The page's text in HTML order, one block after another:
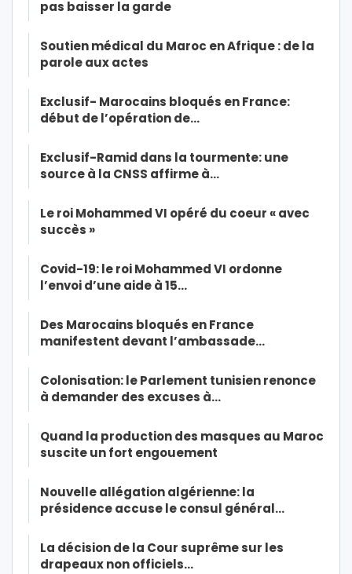
pas baisser la garde
Soutien médical du Maroc en Afrique : de la
parole aux actes
Exclusif- Marocains bloqués en France:
début de l’opération de…
Exclusif-Ramid dans la tourmente: une
source à la CNSS affirme à…
Le roi Mohammed VI opéré du coeur « avec
succès »
Covid-19: le roi Mohammed VI ordonne
l’envoi d’une aide à 15…
Des Marocains bloqués en France
manifestent devant l’ambassade…
Colonisation: le Parlement tunisien renonce
à demander des excuses à…
Quand la production des masques au Maroc
suscite un fort engouement
Nouvelle allégation algérienne: la
présidence accuse le consul général…
La décision de la Cour suprême sur les
drapeaux non officiels…